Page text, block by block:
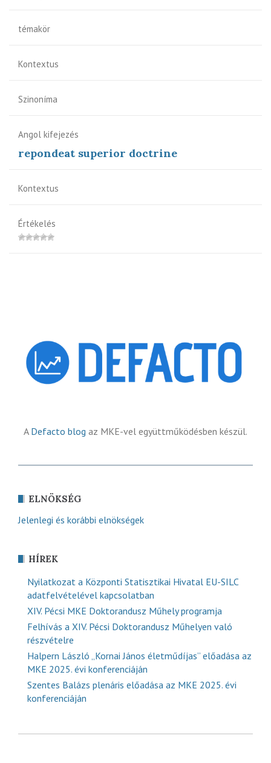
témakör
Kontextus
Szinoníma
Angol kifejezés
repondeat superior doctrine
Kontextus
Értékelés
A Defacto blog az MKE-vel együttműködésben készül.
ELNÖKSÉG
Jelenlegi és korábbi elnökségek
HÍREK
Nyilatkozat a Központi Statisztikai Hivatal EU-SILC
adatfelvételével kapcsolatban
XIV. Pécsi MKE Doktorandusz Műhely programja
Felhívás a XIV. Pécsi Doktorandusz Műhelyen való
részvételre
Halpern László „Kornai János életműdíjas” előadása az
MKE 2025. évi konferenciáján
Szentes Balázs plenáris előadása az MKE 2025. évi
konferenciáján